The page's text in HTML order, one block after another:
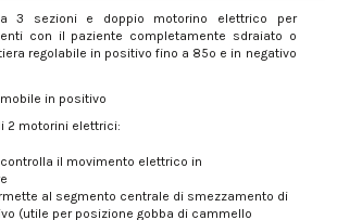
3 sezioni e doppio motorino elettrico per
con il paziente completamente sdraiato o
regolabile in positivo fino a 85º e in negativo
in positivo
2 motorini elettrici:
il movimento elettrico in
al segmento centrale di smezzamento di
(utile per posizione gobba di cammello